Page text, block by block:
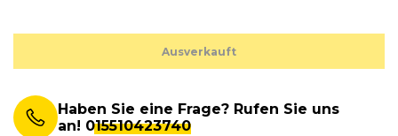
Ausverkauft
Haben Sie eine Frage? Rufen Sie uns
an! 015510423740